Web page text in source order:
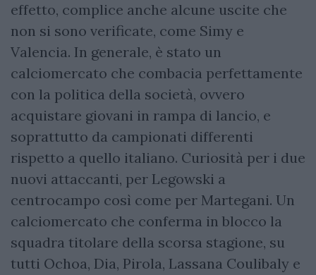
effetto, complice anche alcune uscite che
non si sono verificate, come Simy e
Valencia. In generale, è stato un
calciomercato che combacia perfettamente
con la politica della società, ovvero
acquistare giovani in rampa di lancio, e
soprattutto da campionati differenti
rispetto a quello italiano. Curiosità per i due
nuovi attaccanti, per Legowski a
centrocampo così come per Martegani. Un
calciomercato che conferma in blocco la
squadra titolare della scorsa stagione, su
tutti Ochoa, Dia, Pirola, Lassana Coulibaly e